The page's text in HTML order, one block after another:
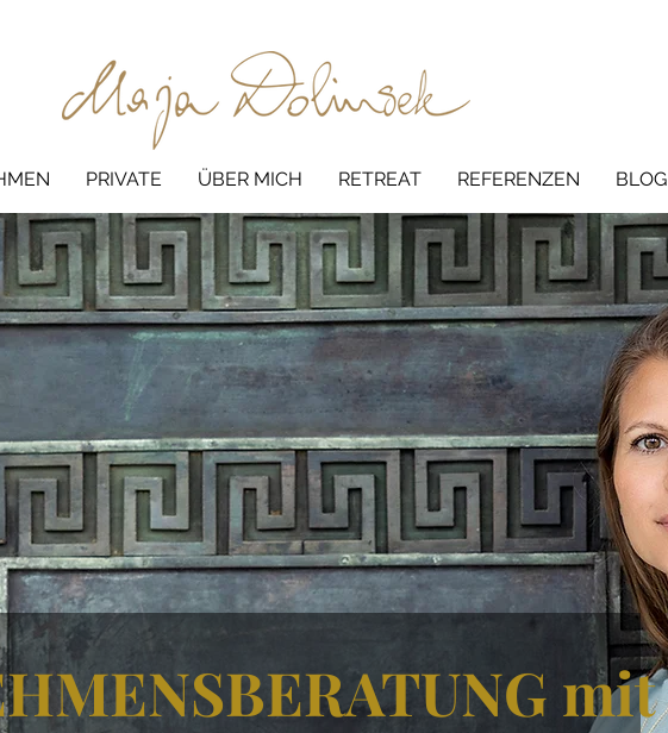
PRIVATE ÜBER MICH RETREAT REFERENZEN BLOG
mit